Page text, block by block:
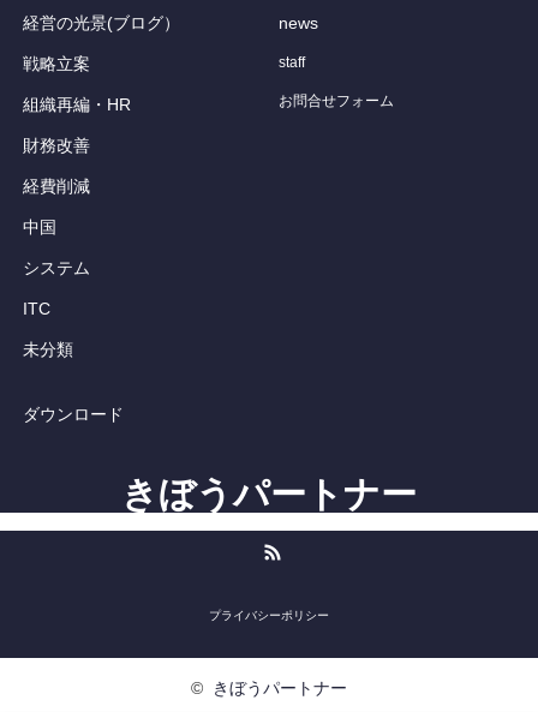
経営の光景(ブログ）
戦略立案
組織再編・HR
財務改善
経費削減
中国
システム
ITC
未分類
news
staff
お問合せフォーム
ダウンロード
きぼうパートナー
プライバシーポリシー
© きぼうパートナー